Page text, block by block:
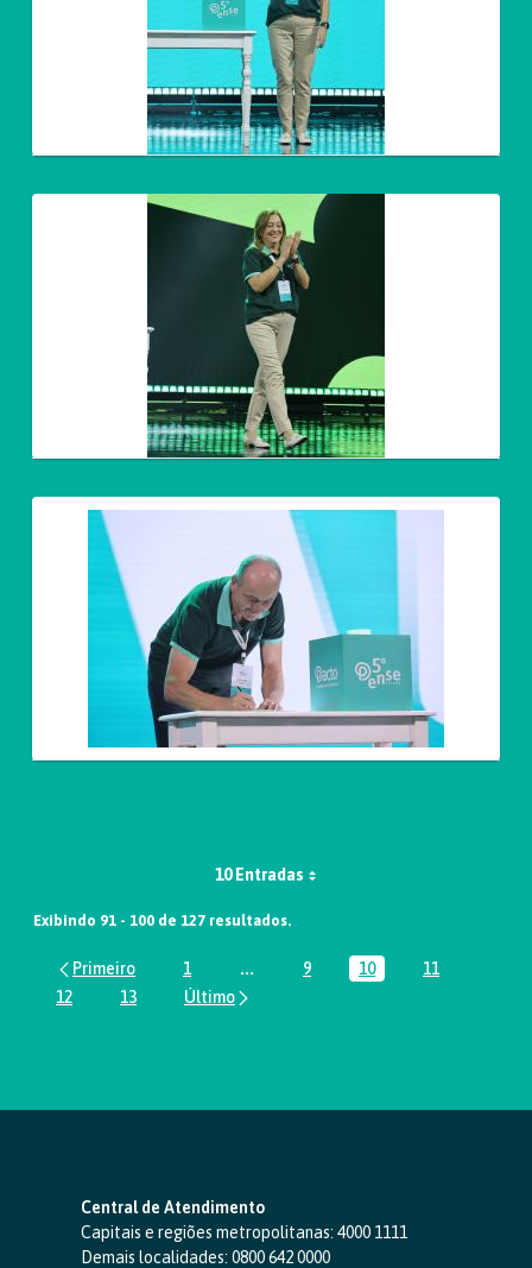
10 Entradas
Exibindo 91 - 100 de 127 resultados.
Página
1 ...Páginas intermediárias Usar ABA
Página
9 Página
10 Página
11
Página
12 Página
13
Central de Atendimento
Capitais e regiões metropolitanas: 4000 1111
Demais localidades: 0800 642 0000